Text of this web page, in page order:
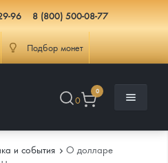
96 8 (800) 500-08-77
Подбор монет
0
0
и события
О долларе